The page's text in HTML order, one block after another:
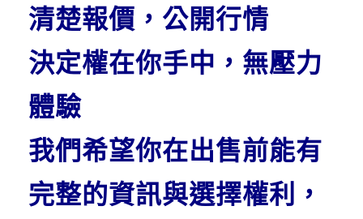
清楚報價，公開行情
決定權在你手中，無壓力
體驗
我們希望你在出售前能有
完整的資訊與選擇權利，